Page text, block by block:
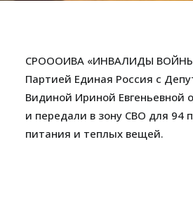
СРОООИВА «ИНВАЛИДЫ
Партией Единая Россия с
Видиной Ириной Евгеньевной
и передали в зону СВО для 94
питания и теплых вещей.